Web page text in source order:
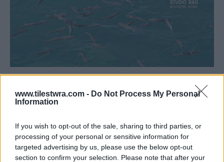
www.tilestwra.com - Do Not Process My Personal
Information
If you wish to opt-out of the sale, sharing to third parties, or
processing of your personal or sensitive information for
targeted advertising by us, please use the below opt-out
section to confirm your selection. Please note that after your